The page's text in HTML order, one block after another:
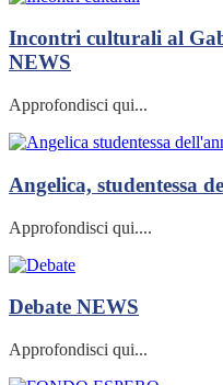
Incontri culturali al
NEWS
Approfondisci qui...
Angelica, studentessa
Approfondisci qui....
Debate NEWS
Approfondisci qui...